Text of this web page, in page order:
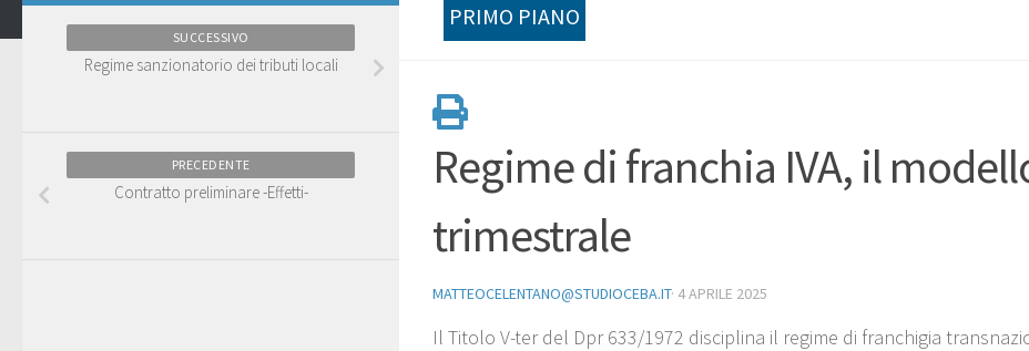
PRIMO PIANO
Regime di franchia IVA, il
trimestrale
MATTEOCELENTANO@STUDIOCEBA.IT· 4 APRILE 2025
Il Titolo V-ter del Dpr 633/1972 disciplina il regime di franchigia
SUCCESSIVO
Regime sanzionatorio dei tributi locali
PRECEDENTE
Contratto preliminare -Effetti-